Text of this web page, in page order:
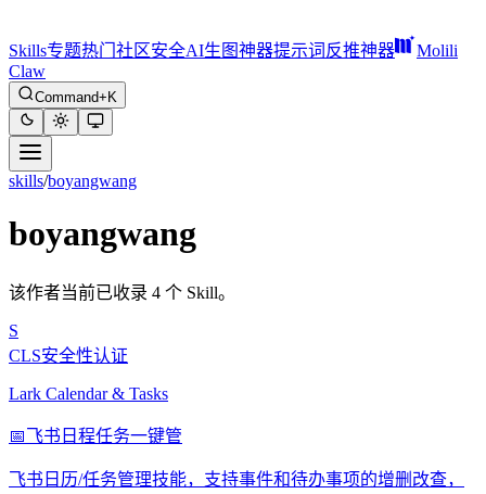
Skills专题热门 社区安全AI生图神器提示词反推神器
Molili
Claw
Command+K
skills/boyangwang
boyangwang
该作者当前已收录 4 个 Skill。
S
CLS安全性认证
Lark Calendar & Tasks
📅飞书日程任务一键管
飞书日历/任务管理技能，支持事件和待办事项的增删改查，